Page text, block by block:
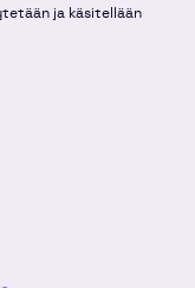
ja käsitellään